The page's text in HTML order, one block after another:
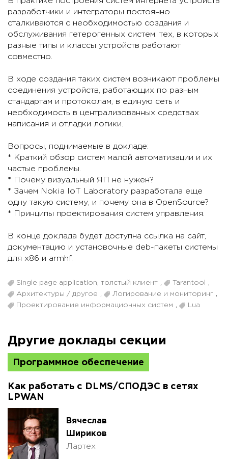
разработчики и интеграторы постоянно
сталкиваются с необходимостью создания и
обслуживания гетерогенных систем: тех, в которых
разные типы и классы устройств работают
совместно.
В ходе создания таких систем возникают проблемы
соединения устройств, работающих по разным
стандартам и протоколам, в единую сеть и
необходимость в централизованных средствах
написания и отладки логики.
Вопросы, поднимаемые в докладе:
* Краткий обзор систем малой автоматизации и их
частые проблемы.
* Почему визуальный ЯП не нужен?
* Зачем Nokia IoT Laboratory разработала еще
одну такую систему, и почему она в OpenSource?
* Принципы проектирования систем управления.
В конце доклада будет доступна ссылка на сайт,
документацию и установочные deb-пакеты системы
для x86 и armhf.
Single page application, толстый клиент , Tarantool
,
Архитектуры / другое , Логирование и мониторинг ,
Проектирование информационных систем , Lua
Другие доклады секции
Программное обеспечение
Как работать с DLMS/СПОДЭС в сетях
LPWAN
Вячеслав
Шириков
Лартех